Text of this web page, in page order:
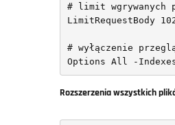
# limit wgrywanych
LimitRequestBody
# wyłączenie
Options All -
Rozszerzenia wszystkich